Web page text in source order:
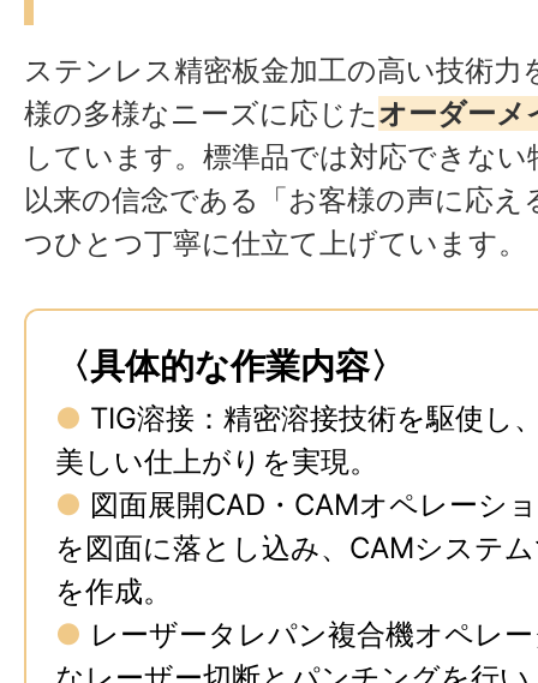
ステンレス精密板金加工の高い技術力
様の多様なニーズに応じたオーダーメ
しています。標準品では対応できない
以来の信念である「お客様の声に応え
つひとつ丁寧に仕立て上げています。
〈具体的な作業内容〉
● TIG溶接：精密溶接技術を駆使し
美しい仕上がりを実現。
● 図面展開CAD・CAMオペレーシ
を図面に落とし込み、CAMシステ
を作成。
● レーザータレパン複合機オペレ